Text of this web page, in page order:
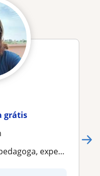
grátis
de 25 anos com docente